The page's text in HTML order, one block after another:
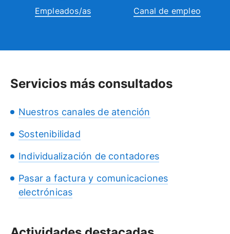
Empleados/as Canal de empleo
Servicios más consultados
Nuestros canales de atención
Sostenibilidad
Individualización de contadores
Pasar a factura y comunicaciones
electrónicas